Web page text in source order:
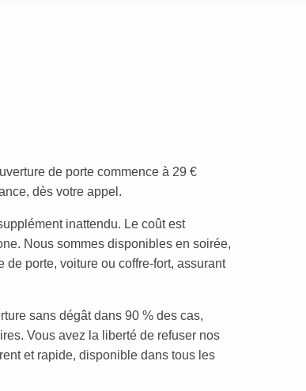
de porte commence à 29 €
dès votre appel.
inattendu. Le coût est
Nous sommes disponibles en soirée,
porte, voiture ou coffre-fort, assurant
sans dégât dans 90 % des cas,
Vous avez la liberté de refuser nos
et rapide, disponible dans tous les